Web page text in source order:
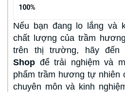
100%
Nếu bạn đang lo lắng và
chất lượng của trầm
trên thị trường, hãy đến
Shop để trải nghiệm và
phẩm trầm hương tự nhiên
chuyên môn và kinh